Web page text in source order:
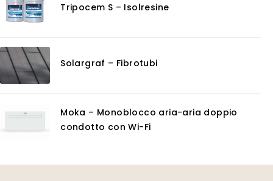
Senza Categoria
Consulenza
GIS
Piattaforme Cloud
Tripocem S – Isolresine
Solargraf – Fibrotubi
Moka – Monoblocco aria-aria doppio
condotto con Wi-Fi